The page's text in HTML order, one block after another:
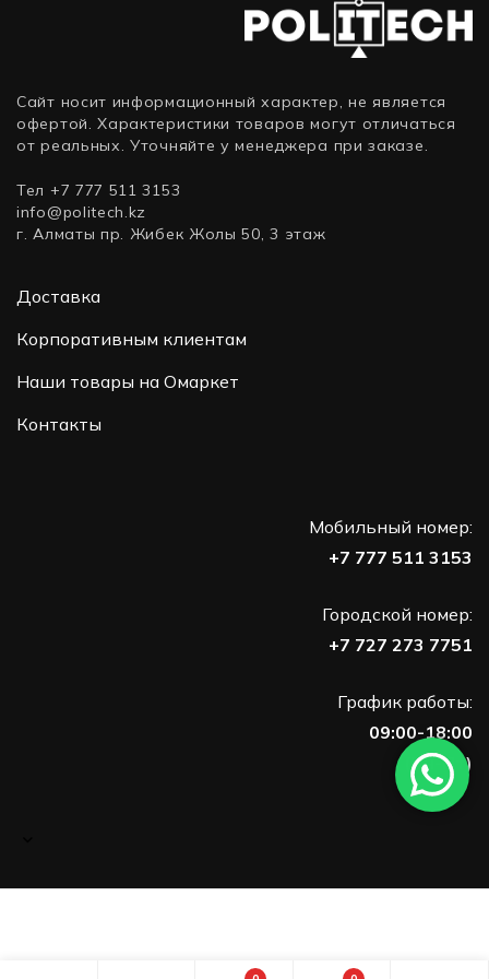
Сайт носит информационный характер, не является
офертой. Характеристики товаров могут отличаться
от реальных. Уточняйте у менеджера при заказе.
Тел +7 777 511 3153
info@politech.kz
г. Алматы пр. Жибек Жолы 50, 3 этаж
Доставка
Корпоративным клиентам
Наши товары на Омаркет
Контакты
Мобильный номер:
+7 777 511 3153
Городской номер:
+7 727 273 7751
График работы:
09:00-18:00
(Пн-Пт)